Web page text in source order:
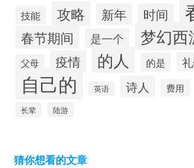
技能 攻略 新年 时间
春节期间 是一个 梦幻西
父母 疫情 的人 的是
自己的 英语 诗人 费用
长辈 陆游
猜你想看的文章